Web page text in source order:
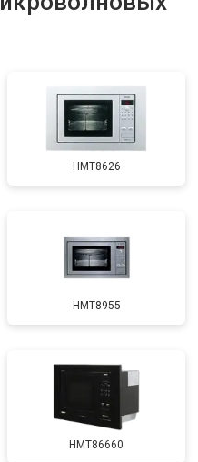
HMT8626
HMT8955
HMT86660